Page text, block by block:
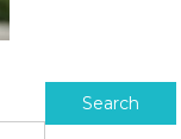
Search for: